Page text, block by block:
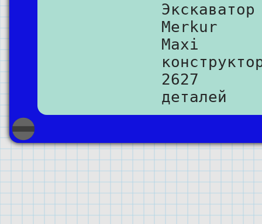
Экскаватор
Merkur
Maxi
2627
деталей